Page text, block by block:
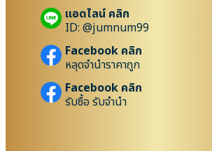
แอดไลน์ คลิก
ID: @jumnum99
Facebook คลิก
หลุดจำนำราคาถูก
Facebook คลิก
รับซื้อ รับจำนำ